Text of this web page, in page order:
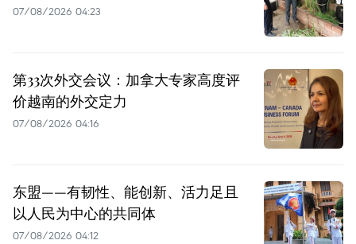
07/08/2026 04:23
第33次外交会议：加拿大专家高度评
价越南的外交定力
07/08/2026 04:16
东盟——有韧性、能创新、活力足且
以人民为中心的共同体
07/08/2026 04:12